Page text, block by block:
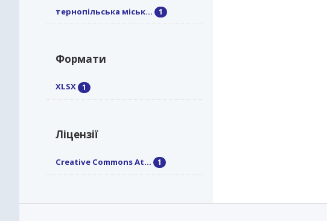
тернопільська міськ... 1
Формати
XLSX 1
Ліцензії
Creative Commons At... 1